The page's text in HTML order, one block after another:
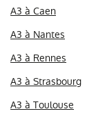
A3 à Caen
A3 à Nantes
A3 à Rennes
A3 à Strasbourg
A3 à Toulouse